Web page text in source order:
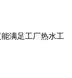
满足工厂热水工